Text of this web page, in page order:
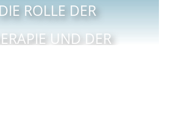
ROLLE DER
UND DER